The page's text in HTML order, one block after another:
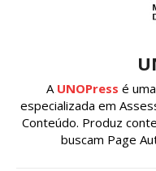
A UNOPress é
especializada em
Conteúdo. Produz
buscam Page